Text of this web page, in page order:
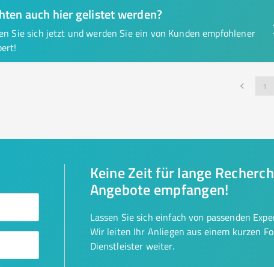
auch hier gelistet werden?
Sie sich jetzt und werden Sie ein von Kunden empfohlener
1
Keine Zeit für lange
Angebote empfangen!
Lassen Sie sich einfach von passenden
Wir leiten Ihr Anliegen aus einem kurzen
Dienstleister weiter.